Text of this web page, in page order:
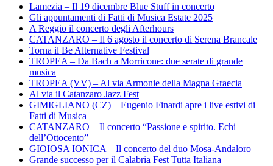
Lamezia – Il 19 dicembre Blue Stuff in concerto
Gli appuntamenti di Fatti di Musica Estate 2025
A Reggio il concerto degli Afterhours
CATANZARO – Il 6 agosto il concerto di Serena Brancale
Torna il Be Alternative Festival
TROPEA – Da Bach a Morricone: due serate di grande
musica
TROPEA (VV) – Al via Armonie della Magna Graecia
Al via il Catanzaro Jazz Fest
GIMIGLIANO (CZ) – Eugenio Finardi apre i live estivi di
Fatti di Musica
CATANZARO – Il concerto “Passione e spirito. Echi
dell’Ottocento”
GIOIOSA IONICA – Il concerto del duo Mosa-Andaloro
Grande successo per il Calabria Fest Tutta Italiana